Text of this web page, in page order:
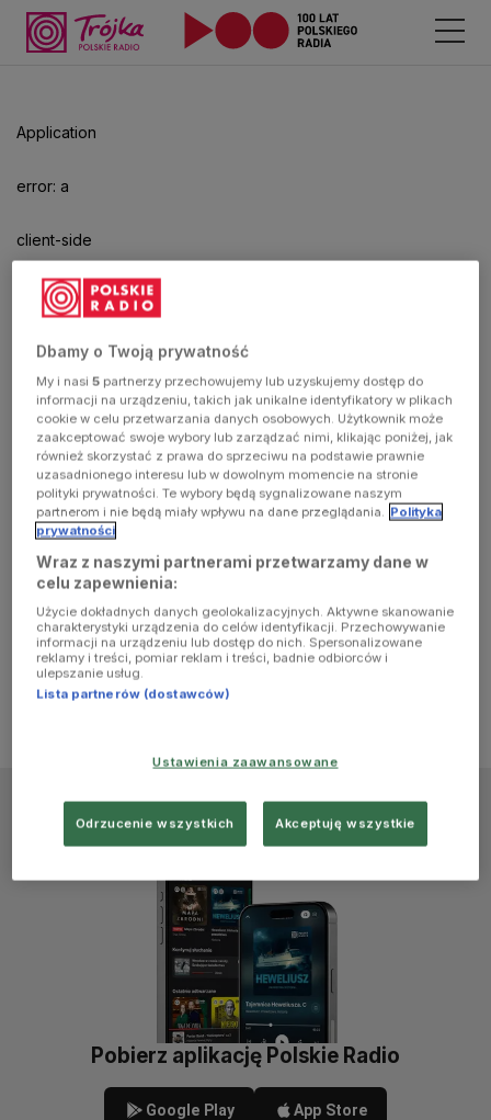
Application
error: a
client-side
exception
has
occurred
(see the
browser
console for
more
information)
aby
odtwarzać.
Pobierz aplikację Polskie Radio
Google Play App Store
Dbamy o Twoją prywatność
My i nasi5 partnerzy przechowujemy lub uzyskujemy dostęp do
informacji na urządzeniu, takich jak unikalne identyfikatory w plikach
cookie w celu przetwarzania danych osobowych. Użytkownik może
zaakceptować swoje wybory lub zarządzać nimi, klikając poniżej, jak
również skorzystać z prawa do sprzeciwu na podstawie prawnie
uzasadnionego interesu lub w dowolnym momencie na stronie
polityki prywatności. Te wybory będą sygnalizowane naszym
partnerom i nie będą miały wpływu na dane przeglądania. Polityka
prywatności
Wraz z naszymi partnerami przetwarzamy dane w
celu zapewnienia:
Użycie dokładnych danych geolokalizacyjnych. Aktywne skanowanie
charakterystyki urządzenia do celów identyfikacji. Przechowywanie
informacji na urządzeniu lub dostęp do nich. Spersonalizowane
reklamy i treści, pomiar reklam i treści, badnie odbiorców i
ulepszanie usług.
Lista partnerów (dostawców)
Ustawienia zaawansowane
Odrzucenie wszystkich Akceptuję wszystkie